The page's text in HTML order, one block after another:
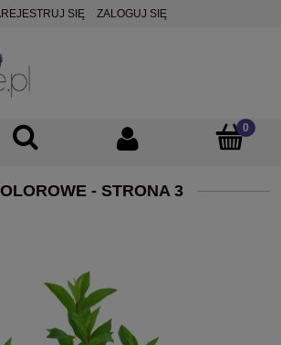
SIĘ ZALOGUJ SIĘ
- STRONA 3